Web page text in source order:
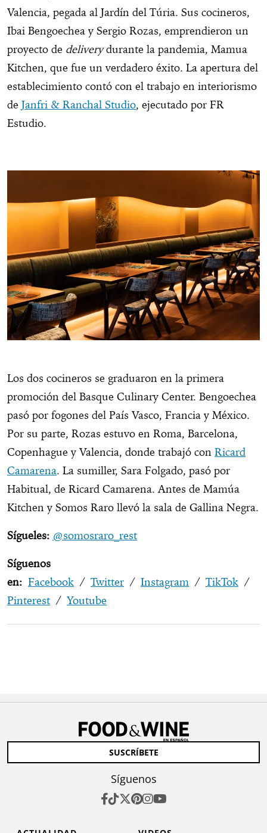
Valencia, pegada al Jardín del Túria. Sus cocineros,
Ibai Bengoechea y Sergio Rozas, emprendieron un
proyecto de deliverydurante la pandemia, Mamua
Kitchen, que fue un verdadero éxito. La apertura del
establecimiento contó con el trabajo en interiorismo
de Janfri & Ranchal Studio, ejecutado por FR
Estudio.
Los dos cocineros se graduaron en la primera
promoción del Basque Culinary Center. Bengoechea
pasó por fogones del País Vasco, Francia y México.
Por su parte, Rozas estuvo en Roma, Barcelona,
Copenhague y Valencia, donde trabajó con Ricard
Camarena. La sumiller, Sara Folgado, pasó por
Habitual, de Ricard Camarena. Antes de Mamúa
Kitchen y Somos Raro llevó la sala de Gallina Negra.
Sígueles: @somosraro_rest
Síguenos
en: Facebook / Twitter / Instagram / TikTok /
Pinterest / Youtube
SUSCRÍBETE
Síguenos